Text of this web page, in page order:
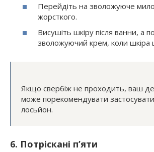
Перейдіть на зволожуюче мило
жорсткого.
Висушіть шкіру після ванни, а
зволожуючий крем, коли шкіра
Якщо свербіж не проходить, ваш
може порекомендувати
лосьйон.
6. Потріскані п’яти